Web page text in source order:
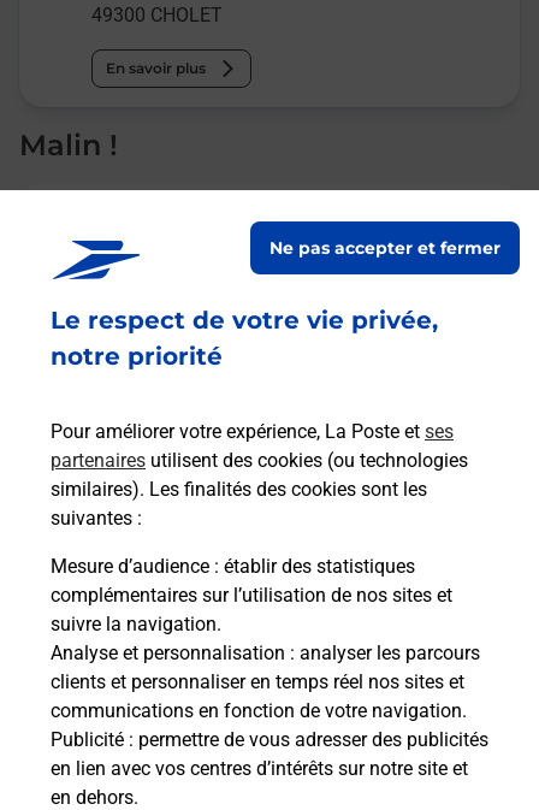
Le respect de votre vie privée,
notre priorité
Pour améliorer votre expérience, La Poste et ses
partenaires utilisent des cookies (ou technologies
similaires). Les finalités des cookies sont les
suivantes :
Mesure d’audience : établir des statistiques
complémentaires sur l’utilisation de nos sites et
suivre la navigation.
Analyse et personnalisation : analyser les parcours
clients et personnaliser en temps réel nos sites et
communications en fonction de votre navigation.
Publicité : permettre de vous adresser des publicités
en lien avec vos centres d’intérêts sur notre site et
en dehors.
Ne pas accepter et fermer
49300 CHOLET
En savoir plus
Malin !
en ligne
En savoir plus
Recherchez un autre point de contact
Questions fréquemment posées
Quel réseau utilise La Poste Mobile ?
Est-ce que je peux garder mon
numéro de mobile gratuitement ?